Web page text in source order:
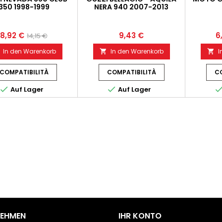
1998-1999
8,92 € 14,15 €
In den Warenkorb
COMPATIBILITÀ
 Auf Lager
NERA 940 2007-2013
9,43 €
 In den Warenkorb
COMPATIBILITÀ
 Auf Lager

IHR KONTO